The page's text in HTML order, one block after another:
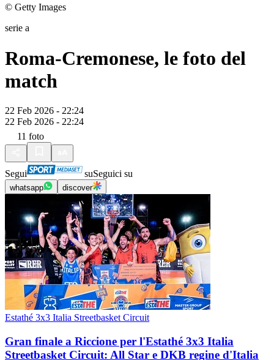
© Getty Images
serie a
Roma-Cremonese, le foto del
match
22 Feb 2026 - 22:24
22 Feb 2026 - 22:24
11 foto
Segui suSeguici su
whatsapp discover
Estathé 3x3 Italia Streetbasket Circuit
Gran finale a Riccione per l'Estathé 3x3 Italia
Streetbasket Circuit: All Star e DKB regine d'Italia